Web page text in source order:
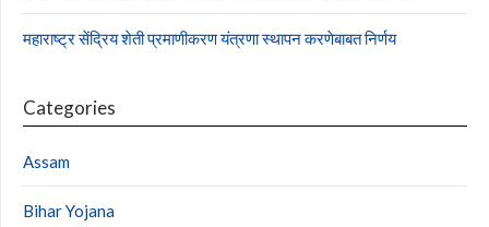
महाराष्ट्र सेंद्रिय शेती प्रमाणीकरण यंत्रणा स्थापन करणेबाबत निर्णय
Categories
Assam
Bihar Yojana